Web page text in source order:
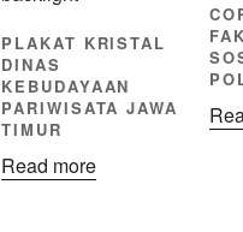
PLAKAT KRISTAL
DINAS
KEBUDAYAAN
PARIWISATA JAWA
TIMUR
Read more